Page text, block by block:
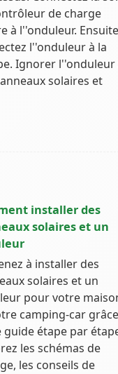
de charge
à l''onduleur.
l''onduleur à la
Ignorer l''onduleur
solaires et
installer des
solaires et un
à installer des
solaires et un
pour votre
camping-car
guide étape par
les schémas de
les conseils de